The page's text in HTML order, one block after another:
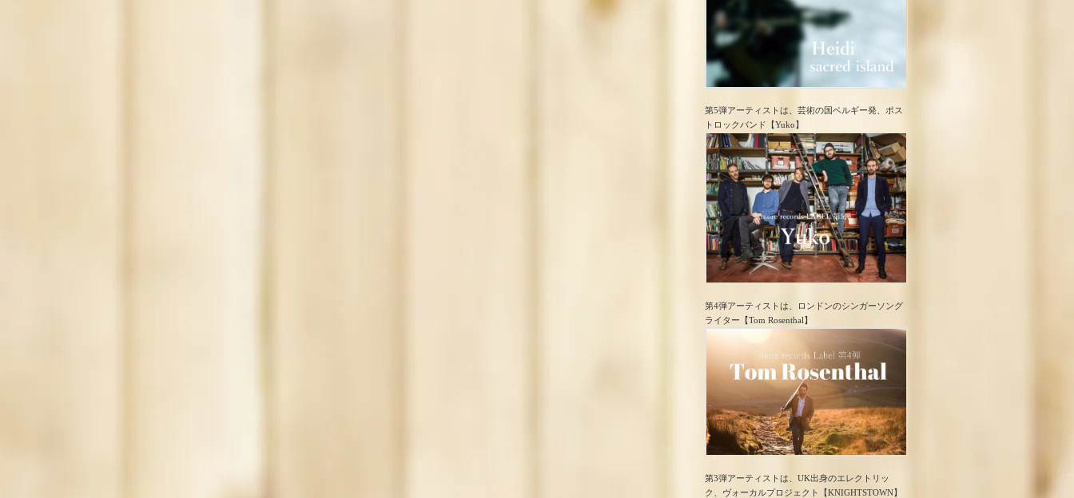
第5弾アーティストは、芸術の国ベルギー発、ポス
トロック​バンド【Yuko】
第4弾アーティストは、ロンドンのシンガーソング
ライター【Tom Rosenthal】
第3弾アーティストは、UK出身のエレクトリッ
ク、ヴォーカルプロジェクト【KNIGHTSTOWN】